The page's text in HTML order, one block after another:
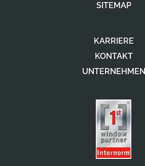
SITEMAP
KARRIERE
KONTAKT
UNTERNEHMEN